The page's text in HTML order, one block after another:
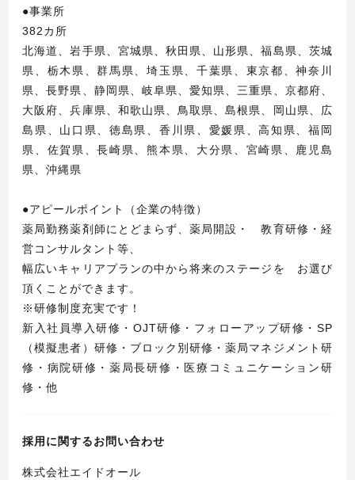
●事業所
382カ所
北海道、岩手県、宮城県、秋田県、山形県、福島県、茨城
県、栃木県、群馬県、埼玉県、千葉県、東京都、神奈川
県、長野県、静岡県、岐阜県、愛知県、三重県、京都府、
大阪府、兵庫県、和歌山県、鳥取県、島根県、岡山県、広
島県、山口県、徳島県、香川県、愛媛県、高知県、福岡
県、佐賀県、長崎県、熊本県、大分県、宮崎県、鹿児島
県、沖縄県
●アピールポイント（企業の特徴）
薬局勤務薬剤師にとどまらず、薬局開設・ 教育研修・経
営コンサルタント等、
幅広いキャリアプランの中から将来のステージを お選び
頂くことができます。
※研修制度充実です！
新入社員導入研修・OJT研修・フォローアップ研修・SP
（模擬患者）研修・ブロック別研修・薬局マネジメント研
修・病院研修・薬局長研修・医療コミュニケーション研
修・他
採用に関するお問い合わせ
株式会社エイドオール